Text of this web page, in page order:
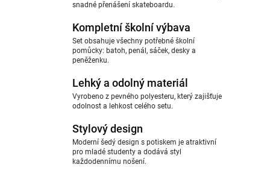
snadné přenášení skateboardu.
Kompletní školní výbava
Set obsahuje všechny potřebné školní
pomůcky: batoh, penál, sáček, desky a
peněženku.
Lehký a odolný materiál
Vyrobeno z pevného polyesteru, který zajišťuje
odolnost a lehkost celého setu.
Stylový design
Moderní šedý design s potiskem je atraktivní
pro mladé studenty a dodává styl
každodennímu nošení.